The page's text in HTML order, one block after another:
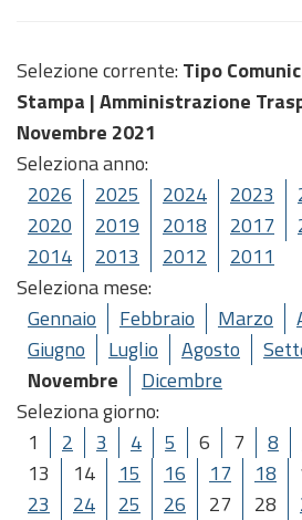
Selezione corrente: Tipo
Stampa |Amministrazione
Novembre 2021
Seleziona anno:
2026
2025 2024 2023
2020
2019 2018 2017
2014
2013 2012
2011
Seleziona mese:
Gennaio
Febbraio Marzo
Giugno
Luglio Agosto
Novembre
Dicembre
Seleziona giorno:
1
2 3 4 5 6 7 8
13
14 15 16 17 18
23
24 25 26 27 28